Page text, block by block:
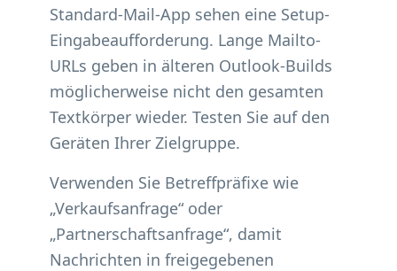
Standard-Mail-App sehen eine Setup-
Eingabeaufforderung. Lange Mailto-
URLs geben in älteren Outlook-Builds
möglicherweise nicht den gesamten
Textkörper wieder. Testen Sie auf den
Geräten Ihrer Zielgruppe.
Verwenden Sie Betreffpräfixe wie
„Verkaufsanfrage“ oder
„Partnerschaftsanfrage“, damit
Nachrichten in freigegebenen